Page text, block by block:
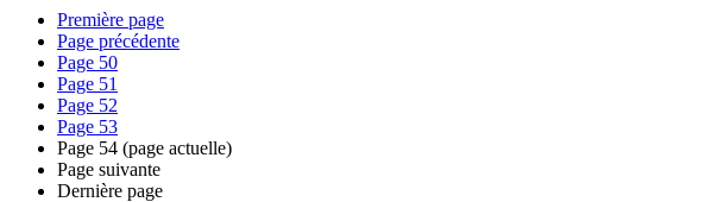
Première page
Page précédente
Page 50
Page 51
Page 52
Page 53
Page 54 (page actuelle)
Page suivante
Dernière page